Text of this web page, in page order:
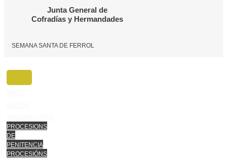
Junta General de
Cofradías y Hermandades
SEMANA SANTA DE FERROL
PROCESIONS
DE
PENITENCIA
PROCESIÓNS